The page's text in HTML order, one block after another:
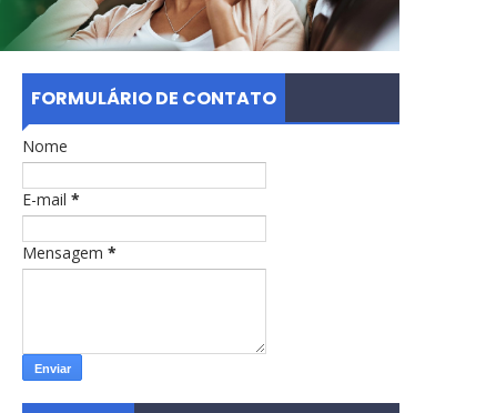
FORMULÁRIO DE CONTATO
Nome
E-mail *
Mensagem *